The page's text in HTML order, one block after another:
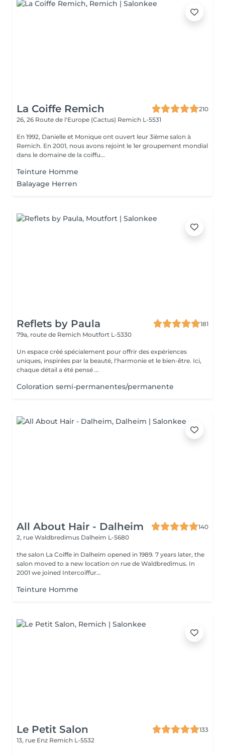
La Coiffe Remich
210
26, 26 Route de l'Europe (Cactus) Remich L-5531
En 1992, Danielle et Monique ont ouvert leur 3ième salon à
Remich. En 2001, nous avons rejoint le 1er groupement mondial
dans le domaine de la coiffu...
Teinture Homme
Balayage Herren
Reflets by Paula
181
79a, route de Remich Moutfort L-5330
Un espace créé spécialement pour offrir des expériences
uniques, inspirées par la beauté, l'harmonie et le bien-être. Ici,
chaque détail a été pensé ...
Coloration semi-permanentes/permanente
All About Hair - Dalheim
140
2, rue Waldbredimus Dalheim L-5680
the salon La Coiffe in Dalheim opened in 1989. 7 years later, the
salon moved to a new location on rue de Waldbredimus. In
2001 we joined Intercoiffur...
Teinture Homme
Le Petit Salon
133
13, rue Enz Remich L-5532